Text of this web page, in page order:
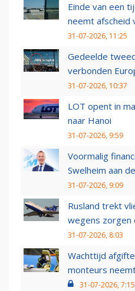
Einde van een
neemt afscheid
31-07-2026, 11:25
Gedeelde
verbonden
31-07-2026, 10:37
LOT opent in
naar Hanoi
31-07-2026, 9:59
Voormalig
Swelheim aan
31-07-2026, 9:09
Rusland trekt
wegens zorgen
31-07-2026, 8:03
Wachttijd
monteurs
31-07-2026, 7:15